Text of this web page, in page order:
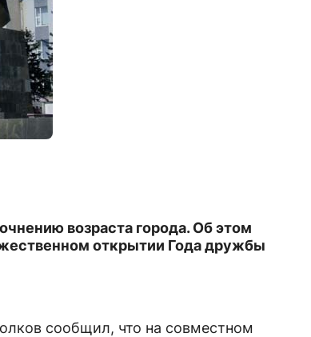
возраста города. Об этом
открытии Года дружбы
сообщил, что на совместном